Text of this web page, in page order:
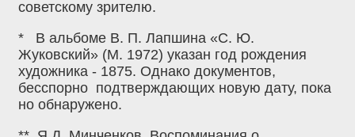
советскому зрителю.
* В альбоме В. П. Лапшина «С. Ю.
Жуковский» (М. 1972) указан год рождения
художника - 1875. Однако документов,
бесспорно подтверждающих новую дату, пока
но обнаружено.